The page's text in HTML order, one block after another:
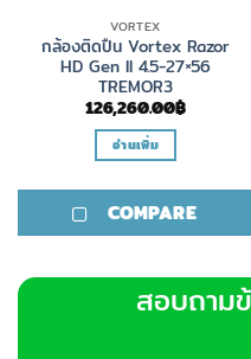
VORTEX
กล้องติดปืน Vortex Razor
HD Gen II 4.5-27×56
TREMOR3
126,260.00฿
อ่านเพิ่ม
COMPARE
สอบถาม